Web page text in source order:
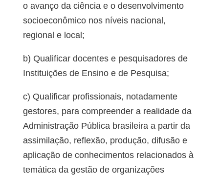
o avanço da ciência e o desenvolvimento
socioeconômico nos níveis nacional,
regional e local;
b) Qualificar docentes e pesquisadores de
Instituições de Ensino e de Pesquisa;
c) Qualificar profissionais, notadamente
gestores, para compreender a realidade da
Administração Pública brasileira a partir da
assimilação, reflexão, produção, difusão e
aplicação de conhecimentos relacionados à
temática da gestão de organizações